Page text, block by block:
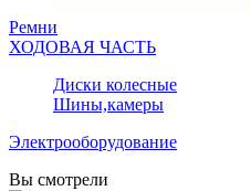
Ремни
ХОДОВАЯ ЧАСТЬ
Диски колесные
Шины,камеры
Электрооборудование
Вы смотрели